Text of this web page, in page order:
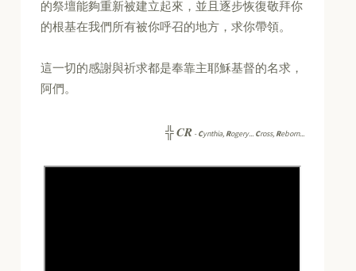
的祭壇能夠重新被建立起來，並且逐步恢復敬拜你
的根基在我們所有被你呼召的地方，求你帶領。
這一切的感謝與祈求都是奉靠主耶穌基督的名求，
阿們。
╬CR -Cynthia, Rogery... Cross, Reborn...